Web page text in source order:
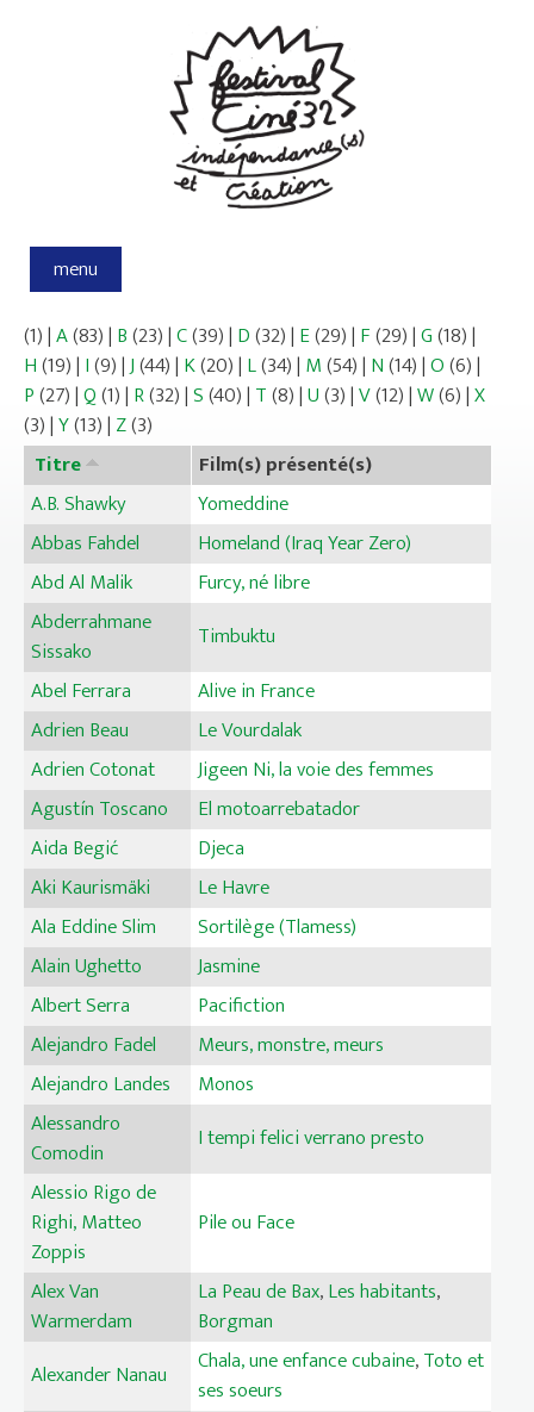
menu
(1)|A(83)| B(23)|C(39)| D(32)| E(29)| F(29)|G(18)|
H(19)| I(9)|J(44)| K(20)| L(34)| M(54)| N(14)|O(6)|
P(27)|Q(1)| R(32)|S(40)| T(8)|U(3)|V(12)|W(6)|X
(3)|Y(13)| Z(3)
Titre
Film(s) présenté(s)
A.B. Shawky
Yomeddine
Abbas Fahdel
Homeland (Iraq Year Zero)
Abd Al Malik
Furcy, né libre
Abderrahmane
Sissako
Timbuktu
Abel Ferrara
Alive in France
Adrien Beau
Le Vourdalak
Adrien Cotonat
Jigeen Ni, la voie des femmes
Agustín Toscano
El motoarrebatador
Aida Begić
Djeca
Aki Kaurismäki
Le Havre
Ala Eddine Slim
Sortilège (Tlamess)
Alain Ughetto
Jasmine
Albert Serra
Pacifiction
Alejandro Fadel
Meurs, monstre, meurs
Alejandro Landes
Monos
Alessandro
Comodin
I tempi felici verrano presto
Alessio Rigo de
Righi, Matteo
Zoppis
Pile ou Face
Alex Van
Warmerdam
La Peau de Bax,Les habitants,
Borgman
Alexander Nanau
Chala, une enfance cubaine,Toto et
ses soeurs